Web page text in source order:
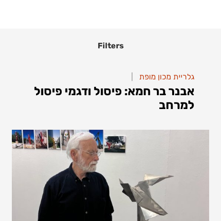
Filters
גלריית מכון מופת
אבנר בר חמא: פיסול ודגמי פיסול
למרחב
גלריית מכון מופת
אבנר בר חמא: פיסול ודגמי